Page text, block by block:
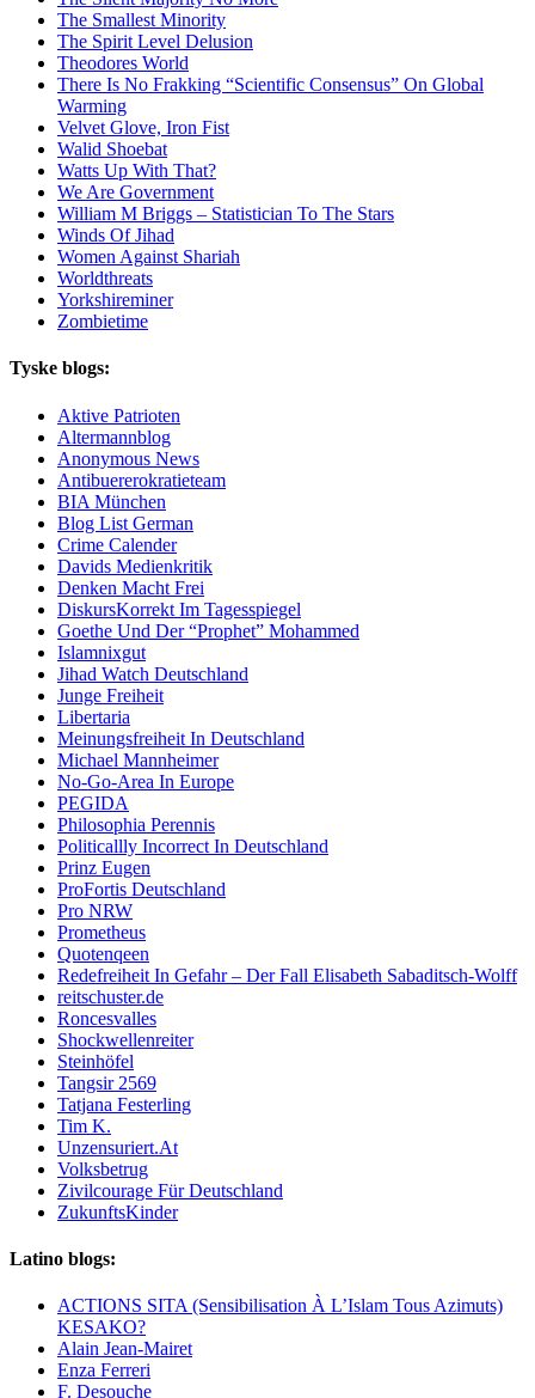
The Smallest Minority
The Spirit Level Delusion
Theodores World
There Is No Frakking “Scientific Consensus” On Global
Warming
Velvet Glove, Iron Fist
Walid Shoebat
Watts Up With That?
We Are Government
William M Briggs – Statistician To The Stars
Winds Of Jihad
Women Against Shariah
Worldthreats
Yorkshireminer
Zombietime
Tyske blogs:
Aktive Patrioten
Altermannblog
Anonymous News
Antibuererokratieteam
BIA München
Blog List German
Crime Calender
Davids Medienkritik
Denken Macht Frei
DiskursKorrekt Im Tagesspiegel
Goethe Und Der “Prophet” Mohammed
Islamnixgut
Jihad Watch Deutschland
Junge Freiheit
Libertaria
Meinungsfreiheit In Deutschland
Michael Mannheimer
No-Go-Area In Europe
PEGIDA
Philosophia Perennis
Politicallly Incorrect In Deutschland
Prinz Eugen
ProFortis Deutschland
Pro NRW
Prometheus
Quotenqeen
Redefreiheit In Gefahr – Der Fall Elisabeth Sabaditsch-Wolff
reitschuster.de
Roncesvalles
Shockwellenreiter
Steinhöfel
Tangsir 2569
Tatjana Festerling
Tim K.
Unzensuriert.At
Volksbetrug
Zivilcourage Für Deutschland
ZukunftsKinder
Latino blogs:
ACTIONS SITA (Sensibilisation À L’Islam Tous Azimuts)
KESAKO?
Alain Jean-Mairet
Enza Ferreri
F. Desouche